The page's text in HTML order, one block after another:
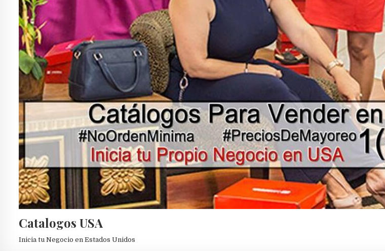
Catalogos USA
Inicia tu Negocio en Estados Unidos